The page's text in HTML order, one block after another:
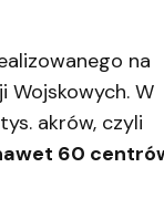
na
Wojskowych. W
akrów, czyli
60